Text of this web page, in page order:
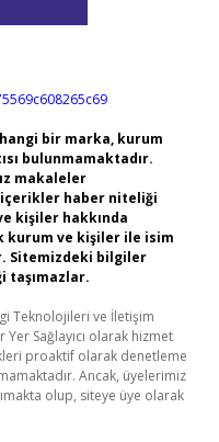
bir marka, kurum
bulunmamaktadır.
makaleler
içerikler haber niteliği
kişiler hakkında
kurum ve kişiler ile isim
Sitemizdeki bilgiler
taşımazlar.
Teknolojileri ve İletişim
Sağlayıcı olarak hizmet
proaktif olarak denetleme
Ancak, üyelerimiz
olup, siteye üye olarak